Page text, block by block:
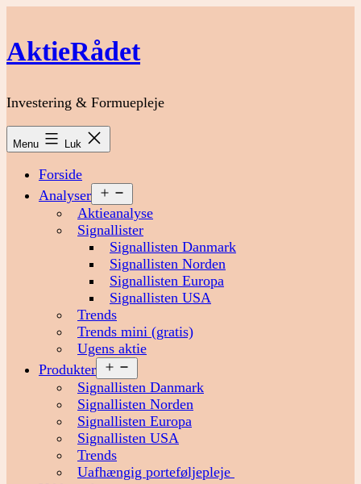
indhold
AktieRådet
Investering & Formuepleje
Menu Luk
Forside
Analyser
menu
Aktieanalyse
Signallister
Signallisten Danmark
Signallisten Norden
Signallisten Europa
Signallisten USA
Trends
Trends mini (gratis)
Ugens aktie
Produkter
menu
Signallisten Danmark
Signallisten Norden
Signallisten Europa
Signallisten USA
Trends
Uafhængig porteføljepleje